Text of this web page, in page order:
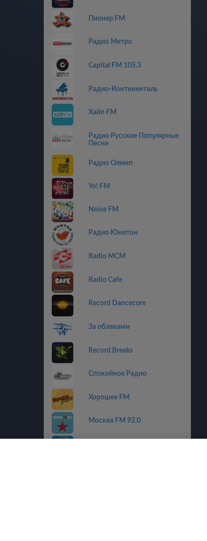
Пионер FM
Радио Метро
Capital FM 105.3
Радио-Континенталь
Хайп FM
Радио Русские Популярные
Песни
Радио Олимп
Yo! FM
Noise FM
Радио Юнитон
Radio MCM
Radio Cafe
Record Dancecore
За облаками
Record Breaks
Спокойное Радио
Хорошее FM
Москва FM 92.0